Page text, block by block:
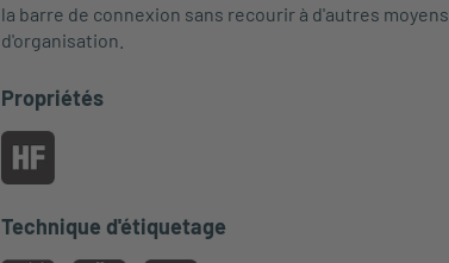
la barre de connexion sans recourir à d'autres moyens
d'organisation.
Propriétés
Technique d'étiquetage